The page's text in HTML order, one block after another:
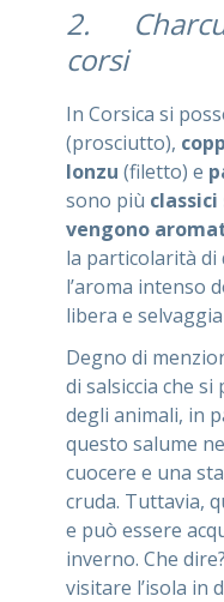
2.
corsi
In Corsica si
(prosciutto),
lonzu (filetto) e
sono più classici
vengono
la particolarità di
l’aroma intenso
libera e
Degno di
di salsiccia che
degli animali, in
questo salume
cuocere e una
cruda. Tuttavia,
e può essere
inverno. Che
visitare l’isola in